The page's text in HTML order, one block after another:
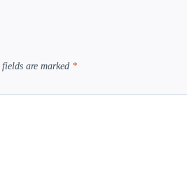
fields are marked *